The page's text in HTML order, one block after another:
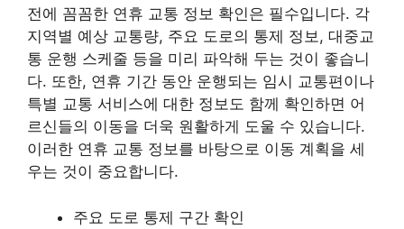
전에 꼼꼼한 연휴 교통 정보 확인은 필수입니다. 각
지역별 예상 교통량, 주요 도로의 통제 정보, 대중교
통 운행 스케줄 등을 미리 파악해 두는 것이 좋습니
다. 또한, 연휴 기간 동안 운행되는 임시 교통편이나
특별 교통 서비스에 대한 정보도 함께 확인하면 어
르신들의 이동을 더욱 원활하게 도울 수 있습니다.
이러한 연휴 교통 정보를 바탕으로 이동 계획을 세
우는 것이 중요합니다.
주요 도로 통제 구간 확인